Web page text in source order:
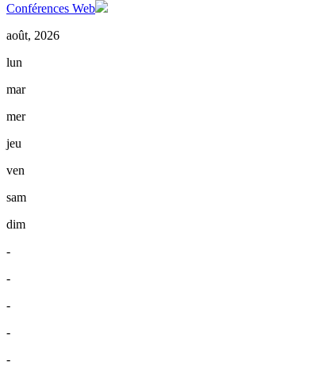
Conférences Web
août, 2026
lun
mar
mer
jeu
ven
sam
dim
-
-
-
-
-